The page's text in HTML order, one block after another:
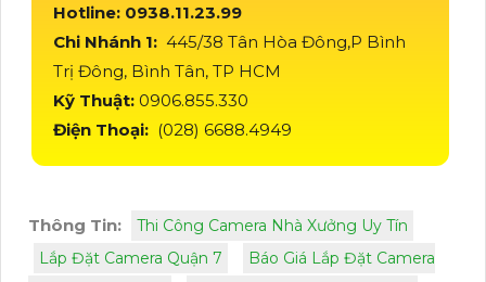
Hotline: 0938.11.23.99
Chi Nhánh 1: 445/38 Tân Hòa Đông,P Bình
Trị Đông, Bình Tân, TP HCM
Kỹ Thuật: 0906.855.330
Điện Thoại: (028) 6688.4949
Thông Tin:
Thi Công Camera Nhà Xưởng Uy Tín
Lắp Đặt Camera Quận 7
Báo Giá Lắp Đặt Camera